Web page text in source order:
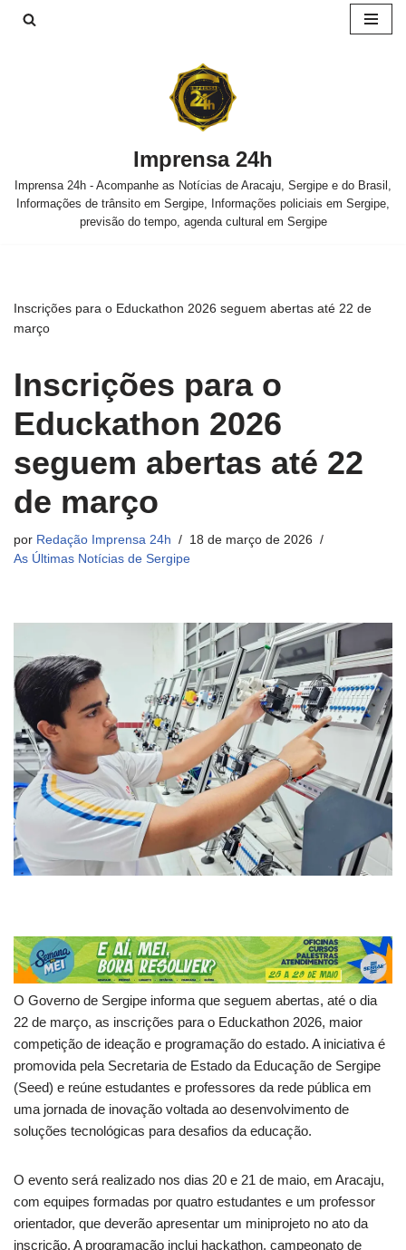
Imprensa 24h
Imprensa 24h - Acompanhe as Notícias de Aracaju, Sergipe e do Brasil,
Informações de trânsito em Sergipe, Informações policiais em Sergipe,
previsão do tempo, agenda cultural em Sergipe
Inscrições para o Educkathon 2026 seguem abertas até 22 de
março
Inscrições para o
Educkathon 2026
seguem abertas até 22
de março
por Redação Imprensa 24h
18 de março de 2026
As Últimas Notícias de Sergipe
O Governo de Sergipe informa que seguem abertas, até o dia
22 de março, as inscrições para o Educkathon 2026, maior
competição de ideação e programação do estado. A iniciativa é
promovida pela Secretaria de Estado da Educação de Sergipe
(Seed) e reúne estudantes e professores da rede pública em
uma jornada de inovação voltada ao desenvolvimento de
soluções tecnológicas para desafios da educação.
O evento será realizado nos dias 20 e 21 de maio, em Aracaju,
com equipes formadas por quatro estudantes e um professor
orientador, que deverão apresentar um miniprojeto no ato da
inscrição. A programação inclui hackathon, campeonato de